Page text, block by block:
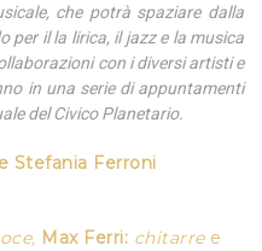
che potrà spaziare dalla
per il la lirica, il jazz e la musica
con i diversi artisti e
in una serie di appuntamenti
del Civico Planetario.
e Stefania Ferroni
Max Ferri: chitarree